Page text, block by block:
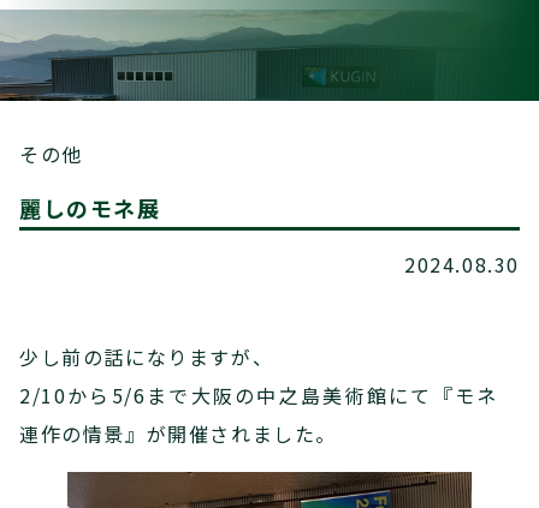
その他
麗しのモネ展
2024.08.30
少し前の話になりますが、
2/10から5/6まで大阪の中之島美術館にて『モネ
連作の情景』が開催されました。